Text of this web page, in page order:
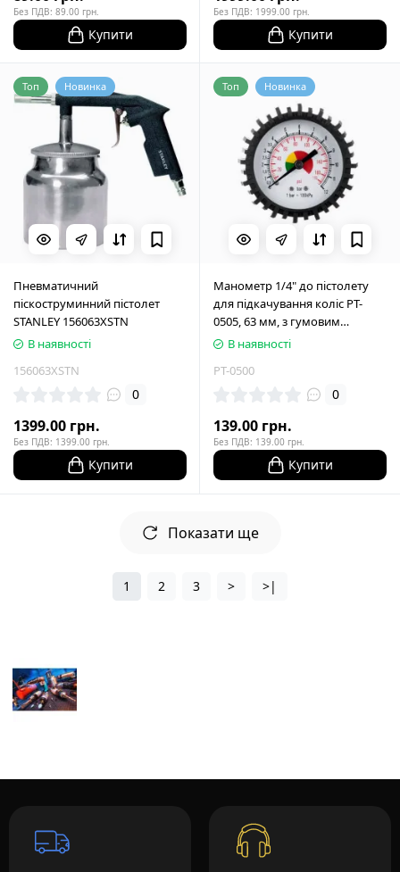
Без ПДВ: 89.00 грн.
Купити
Без ПДВ: 1999.00 грн.
Купити
Топ Новинка
Пневматичний
піскоструминний пістолет
STANLEY 156063XSTN
В наявності
156063XSTN
0
1399.00 грн.
Без ПДВ: 1399.00 грн.
Купити
Топ Новинка
Манометр 1/4" до пістолету
для підкачування коліс PT-
0505, 63 мм, з гумовим
покриттям INTERTOOL PT-0500
В наявності
PT-0500
0
139.00 грн.
Без ПДВ: 139.00 грн.
Купити
Показати ще
1 2 3 > >|